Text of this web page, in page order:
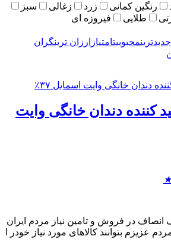
رنگین کمانی زرد زغالی
سبز
طلایی فیروزه ای
جدیدترینمحبوبیتامتیاز ارزان ترینگران
٪۳۷
کننده دندان خانگی وایت
★
انصاف در فروش و تامین نیاز مردم ایران
عزیزم بتوانند کالاهای مورد نیاز خودر ا